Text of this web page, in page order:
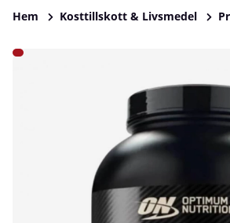
Hem Kosttillskott & Livsmedel
Produktbilder Optimum Nutrition